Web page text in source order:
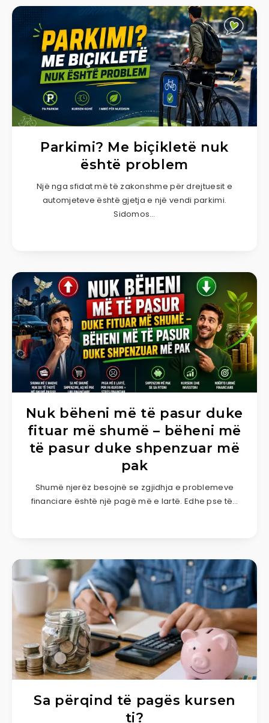
Parkimi? Me biçikletë nuk
është problem
Një nga sfidat më të zakonshme për drejtuesit e
automjeteve është gjetja e një vendi parkimi.
Sidomos…
Nuk bëheni më të pasur duke
fituar më shumë – bëheni më
të pasur duke shpenzuar më
pak
Shumë njerëz besojnë se zgjidhja e problemeve
financiare është një pagë më e lartë. Edhe pse të…
Sa përqind të pagës kursen
ti?